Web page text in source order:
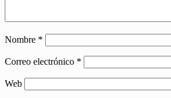
Nombre *
Correo electrónico *
Web